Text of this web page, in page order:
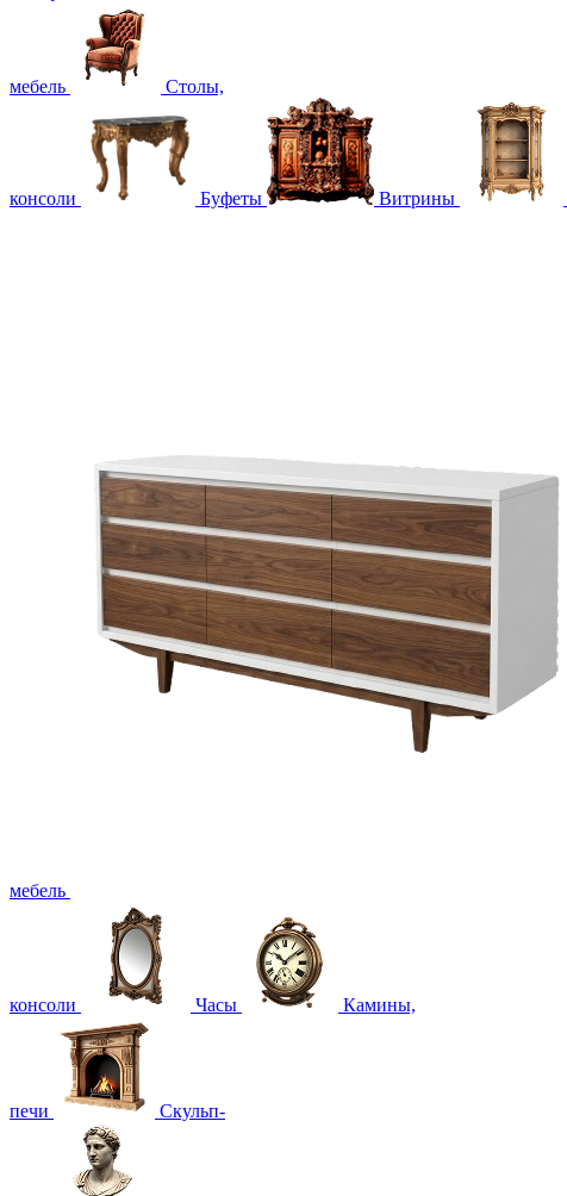
мебель Столы,
консоли Буфеты Витрины
мебель
консоли Часы Камины,
печи Скульп-